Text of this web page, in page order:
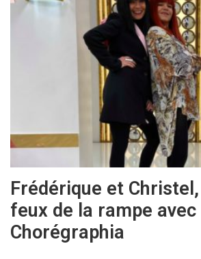
Frédérique et
feux de la rampe avec
Chorégraphia